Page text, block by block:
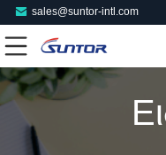
sales@suntor-intl.com